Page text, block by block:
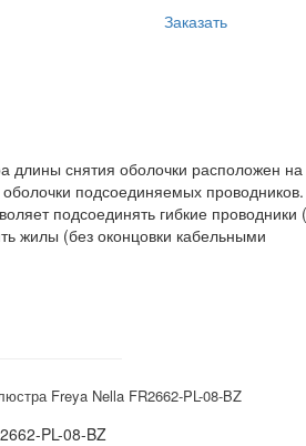
Заказать
длины снятия оболочки расположен
подсоединяемых
подсоединять гибкие
жилы (без оконцовки кабельными
Freya Nella FR2662-PL-08-BZ
PL-08-BZ